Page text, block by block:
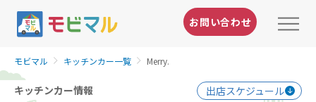
お問い合わせ
モビマル キッチンカー一覧 Merry.
キッチンカー情報 出店スケジュール